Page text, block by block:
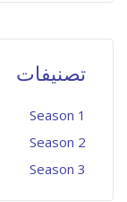
تصنيفات
Season 1
Season 2
Season 3